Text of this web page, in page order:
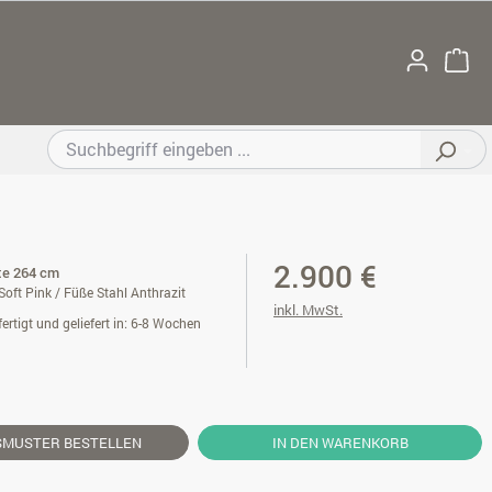
264 cm
Pink / Füße Stahl Anthrazit
und geliefert in: 6-8 Wochen
2.900 €
inkl. MwSt.
BESTELLEN IN DEN WARENKORB